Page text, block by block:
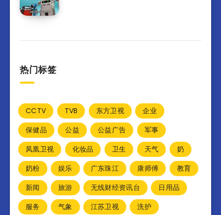
热门标签
CCTV TVB 东方卫视
企业
保健品
公益 公益广告
军事
凤凰卫视
化妆品 卫生 天气
奶
奶粉
娱乐 广东珠江 康师傅
教育
新闻
旅游 无线财经资讯台
日用品
服务
气象 江苏卫视
洗护